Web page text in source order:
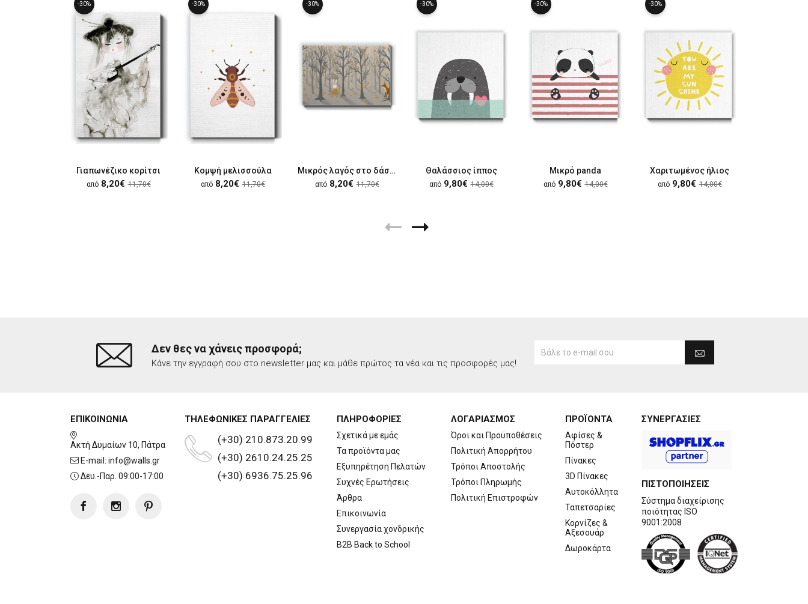
-30%
Γιαπωνέζικο κορίτσι
από 8,20€ 11,70€
-30%
Κομψή μελισσούλα
από 8,20€ 11,70€
-30%
Μικρός λαγός στο δάσος
από 8,20€ 11,70€
-30%
Θαλάσσιος ίππος
από 9,80€ 14,00€
-30%
Μικρό panda
από 9,80€ 14,00€
-30%
Χαριτωμένος ήλιος
από 9,80€ 14,00€
Δεν θες να χάνεις προσφορά;
Κάνε την εγγραφή σου στο newsletter μας και μάθε πρώτος τα νέα και τις προσφορές μας!
ΕΠΙΚΟΙΝΩΝΙΑ
Ακτή Δυμαίων 10, Πάτρα
E-mail: info@walls.gr
Δευ.-Παρ. 09:00-17:00
ΤΗΛΕΦΩΝΙΚΕΣ ΠΑΡΑΓΓΕΛΙΕΣ
(+30) 210.873.20.99
(+30) 2610.24.25.25
(+30) 6936.75.25.96
ΠΛΗΡΟΦΟΡΙΕΣ
Σχετικά με εμάς
Τα προϊόντα μας
Εξυπηρέτηση Πελατών
Συχνές Ερωτήσεις
Άρθρα
Επικοινωνία
Συνεργασία χονδρικής
B2B Back to School
ΛΟΓΑΡΙΑΣΜΟΣ
Όροι και Προϋποθέσεις
Πολιτική Απορρήτου
Τρόποι Αποστολής
Τρόποι Πληρωμής
Πολιτική Επιστροφών
ΠΡΟΪΟΝΤΑ
Αφίσες &
Πόστερ
Πίνακες
3D Πίνακες
Αυτοκόλλητα
Ταπετσαρίες
Κορνίζες &
Αξεσουάρ
Δωροκάρτα
ΣΥΝΕΡΓΑΣΙΕΣ
ΠΙΣΤΟΠΟΙΗΣΕΙΣ
Σύστημα διαχείρισης
ποιότητας ISO
9001:2008